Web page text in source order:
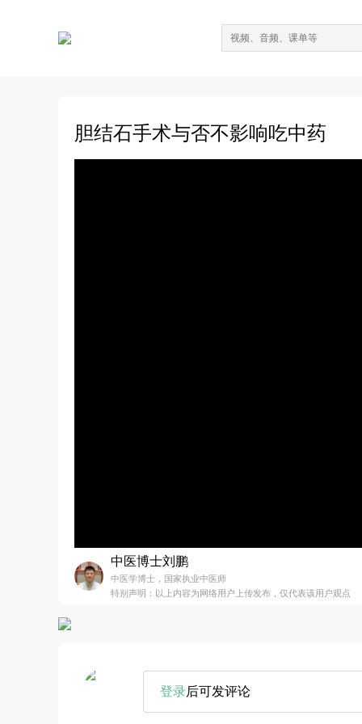
胆结石手术与否不影响吃中药
中医博士刘鹏
中医学博士，国家执业中医师
特别声明：以上内容为网络用户上传发布，仅代表该用户观点
登录后可发评论